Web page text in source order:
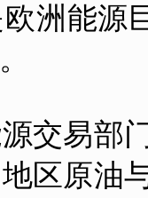
洲能源
交易部
区原油